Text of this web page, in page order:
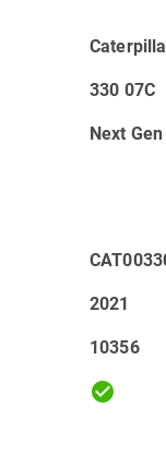
330 07C
Next Gen
2021
10356
check_circle